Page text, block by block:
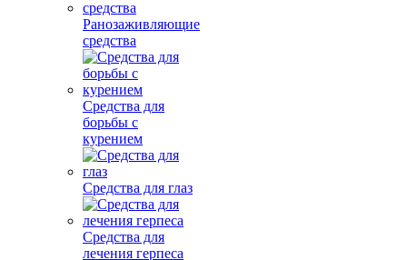
Ранозаживляющие
средства
Средства для
борьбы с
курением
Средства для глаз
Средства для
лечения герпеса